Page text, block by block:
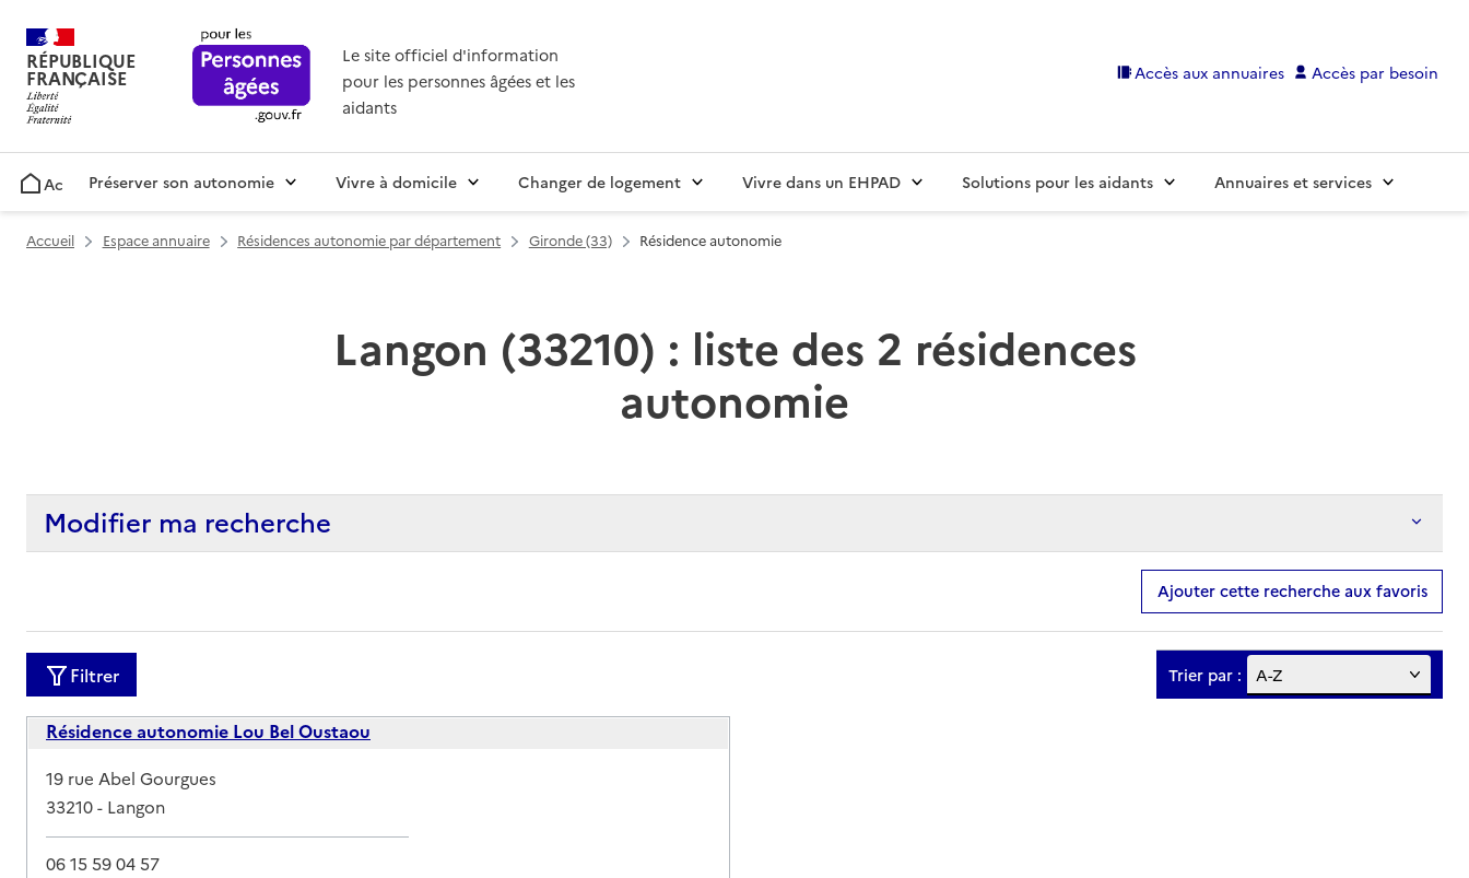
RÉPUBLIQUE
FRANÇAISE
Le site officiel d'information
pour les personnes âgées et les
aidants
Accès aux annuaires Accès par besoin
AccueilPréserver son autonomie Vivre à domicile Changer de logement Vivre dans un EHPAD Solutions pour les aidants Annuaires et services
Accueil Espace annuaire Résidences autonomie par département Gironde (33) Résidence autonomie
Langon (33210) : liste des 2 résidences
autonomie
Modifier ma recherche
Ajouter cette recherche aux favoris
Filtrer Trier par :
Résidence autonomie Lou Bel Oustaou
Adresse
19 rue Abel Gourgues
33210- Langon
06 15 59 04 57